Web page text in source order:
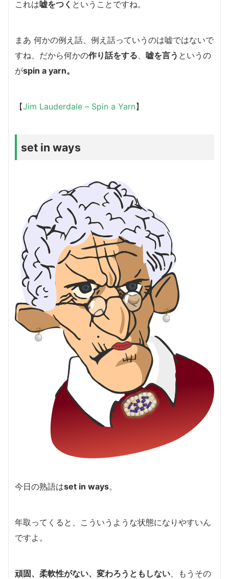
これは嘘をつく ということですね。
まあ 何かの例え話、例え話っていうのは嘘ではないで
すね、だから何かの作り話をする 嘘を言う というの
がspin a yarn。
【Jim Lauderdale – Spin a Yarn】
set in ways
今日の熟語はset in ways。
年取ってくると、こういうような状態になりやすいん
ですよ。
頑固、柔軟性がない、変わろうともしない 、もうその